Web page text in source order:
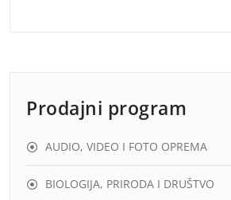
Prodajni program
AUDIO, VIDEO I FOTO OPREMA
BIOLOGIJA, PRIRODA I DRUŠTVO